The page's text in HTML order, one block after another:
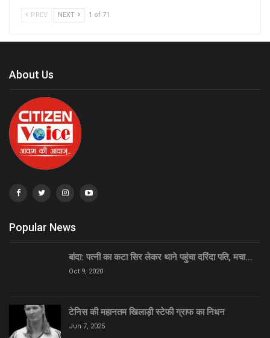
PREV NEXT 1 of 71
About Us
Popular News
बांदा: पत्नी का कटा सिर लेकर थाने पहुंचा दरिंदा पति, मचा…
Oct 9, 2020
टेनिस की महानतम खिलाड़ी स्टेफी ग्राफ का निधन
Jun 7, 2025